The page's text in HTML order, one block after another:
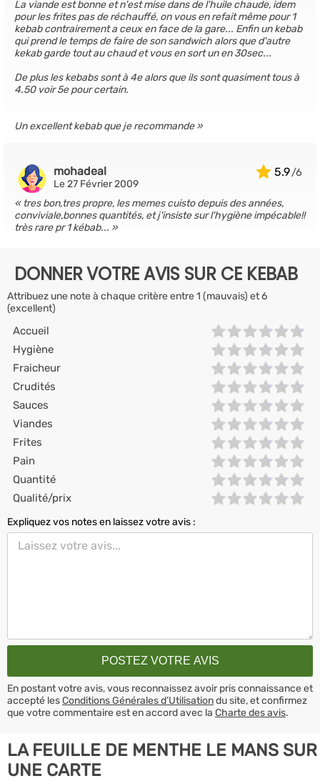
La viande est bonne et n'est mise dans de l'huile chaude, idem
pour les frites pas de réchauffé, on vous en refait même pour 1
kebab contrairement a ceux en face de la gare... Enfin un kebab
qui prend le temps de faire de son sandwich alors que d'autre
kekab garde tout au chaud et vous en sort un en 30sec...
De plus les kebabs sont à 4e alors que ils sont quasiment tous à
4.50 voir 5e pour certain.
Un excellent kebab que je recommande
5.9
mohadeal
Le 27 Février 2009
tres bon,tres propre, les memes cuisto depuis des années,
conviviale,bonnes quantités, et j'insiste sur l'hygiène impécable!!
très rare pr 1 kébab...
DONNER VOTRE AVIS SUR CE KEBAB
Attribuez une note à chaque critère entre 1 (mauvais) et 6
(excellent)
Accueil
Hygiène
Fraicheur
Crudités
Sauces
Viandes
Frites
Pain
Quantité
Qualité/prix
Expliquez vos notes en laissez votre avis :
En postant votre avis, vous reconnaissez avoir pris connaissance et
accepté lesConditions Générales d’Utilisationdu site, et confirmez
que votre commentaire est en accord avec la Charte des avis.
LA FEUILLE DE MENTHE LE MANS SUR
UNE CARTE